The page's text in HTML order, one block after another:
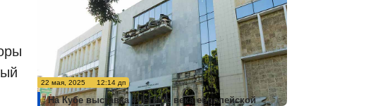
22 мая, 2025 12:14 дп
На Кубе выставка «Четыре века европейской